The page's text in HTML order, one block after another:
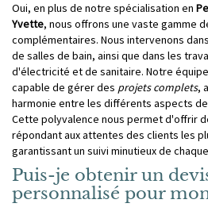
Oui, en plus de notre spécialisation en
Yvette, nous offrons une vaste gamme
complémentaires. Nous intervenons
de salles de bain, ainsi que dans les
d'électricité et de sanitaire. Notre
capable de gérer des projets complets,
harmonie entre les différents aspects
Cette polyvalence nous permet d'offrir
répondant aux attentes des clients les
garantissant un suivi minutieux de
Puis-je obtenir un
personnalisé pour